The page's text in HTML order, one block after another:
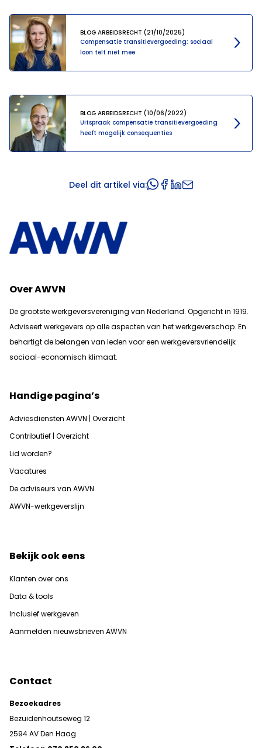
Compensatie transitievergoeding: sociaal
loon telt niet mee
BLOG ARBEIDSRECHT (21/10/2025)
Uitspraak compensatie transitievergoeding
heeft mogelijk consequenties
BLOG ARBEIDSRECHT (10/06/2022)
Deel dit artikel via:
Over AWVN
De grootste werkgeversvereniging van Nederland. Opgericht in 1919.
Adviseert werkgevers op alle aspecten van het werkgeverschap. En
behartigt de belangen van leden voor een werkgeversvriendelijk
sociaal-economisch klimaat.
Handige pagina’s
Adviesdiensten AWVN | Overzicht
Contributief | Overzicht
Lid worden?
Vacatures
De adviseurs van AWVN
AWVN-werkgeverslijn
Bekijk ook eens
Klanten over ons
Data & tools
Inclusief werkgeven
Aanmelden nieuwsbrieven AWVN
Contact
Bezoekadres
Bezuidenhoutseweg 12
2594 AV Den Haag